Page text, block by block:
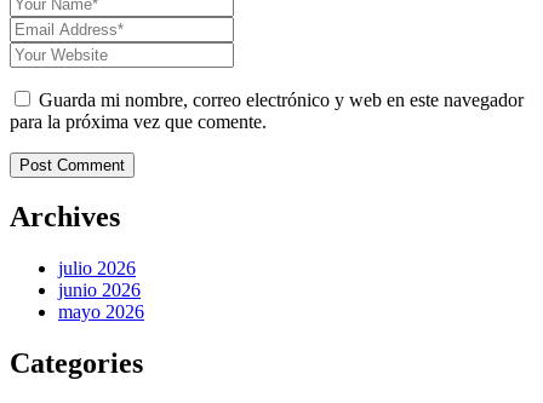
Guarda mi nombre, correo electrónico y web en este navegador
para la próxima vez que comente.
Post Comment
Archives
julio 2026
junio 2026
mayo 2026
Categories